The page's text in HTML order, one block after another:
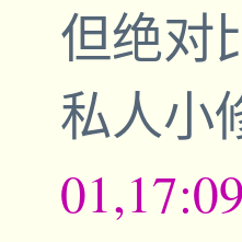
但绝对
私人小
01,17:09